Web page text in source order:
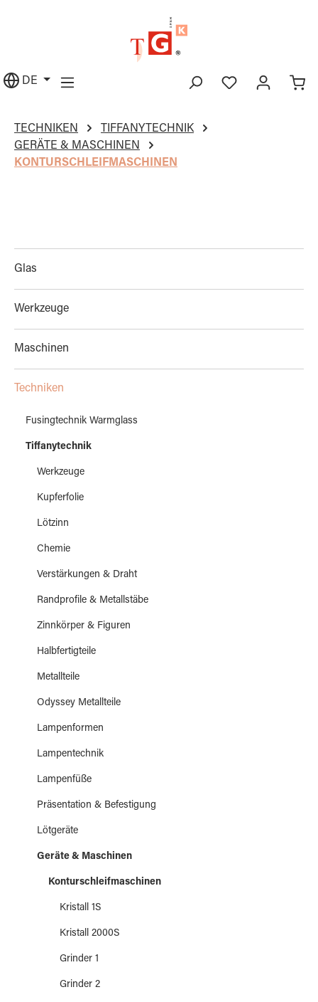
DE
TECHNIKEN
TIFFANYTECHNIK
GERÄTE & MASCHINEN
KONTURSCHLEIFMASCHINEN
Glas
Werkzeuge
Maschinen
Techniken
Fusingtechnik Warmglass
Tiffanytechnik
Werkzeuge
Kupferfolie
Lötzinn
Chemie
Verstärkungen & Draht
Randprofile & Metallstäbe
Zinnkörper & Figuren
Halbfertigteile
Metallteile
Odyssey Metallteile
Lampenformen
Lampentechnik
Lampenfüße
Präsentation & Befestigung
Lötgeräte
Geräte & Maschinen
Konturschleifmaschinen
Kristall 1S
Kristall 2000S
Grinder 1
Grinder 2